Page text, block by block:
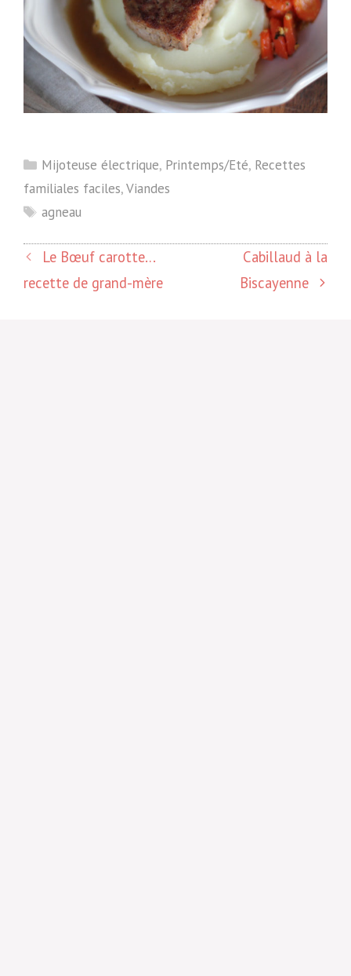
Catégories
Mijoteuse électrique, Printemps/Eté, Recettes
familiales faciles,Viandes
Étiquettes
agneau
Le Bœuf carotte…
recette de grand-mère
Cabillaud à la
Biscayenne